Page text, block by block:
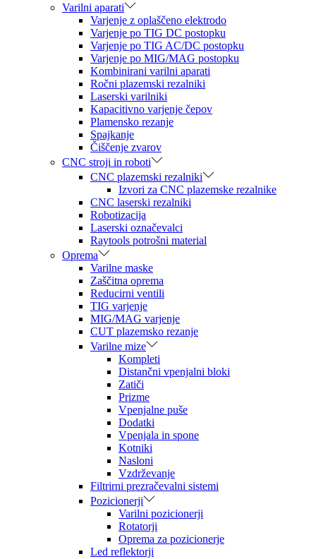
Varilni aparati
Varjenje z oplaščeno elektrodo
Varjenje po TIG DC postopku
Varjenje po TIG AC/DC postopku
Varjenje po MIG/MAG postopku
Kombinirani varilni aparati
Ročni plazemski rezalniki
Laserski varilniki
Kapacitivno varjenje čepov
Plamensko rezanje
Spajkanje
Čiščenje zvarov
CNC stroji in roboti
CNC plazemski rezalniki
Izvori za CNC plazemske rezalnike
CNC laserski rezalniki
Robotizacija
Laserski označevalci
Raytools potrošni material
Oprema
Varilne maske
Zaščitna oprema
Reducirni ventili
TIG varjenje
MIG/MAG varjenje
CUT plazemsko rezanje
Varilne mize
Kompleti
Distančni vpenjalni bloki
Zatiči
Prizme
Vpenjalne puše
Dodatki
Vpenjala in spone
Kotniki
Nasloni
Vzdrževanje
Filtrirni prezračevalni sistemi
Pozicionerji
Varilni pozicionerji
Rotatorji
Oprema za pozicionerje
Led reflektorji